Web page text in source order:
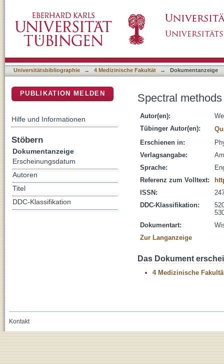
Universitätsbibliographie → 4 Medizinische Fakultät → Dokumentanzeige
Spectral
Autor(en):
Tübinger Autor(en):
Erschienen in:
Verlagsangabe:
Sprache:
Referenz zum Volltext:
ISSN:
DDC-Klassifikation:
Dokumentart:
Zur Langanzeige
Das Dokument
4 Medizinische
PUBLIKATION MELDEN
Hilfe und Informationen
Stöbern
Dokumentanzeige
Erscheinungsdatum
Autoren
Titel
DDC-Klassifikation
Kontakt